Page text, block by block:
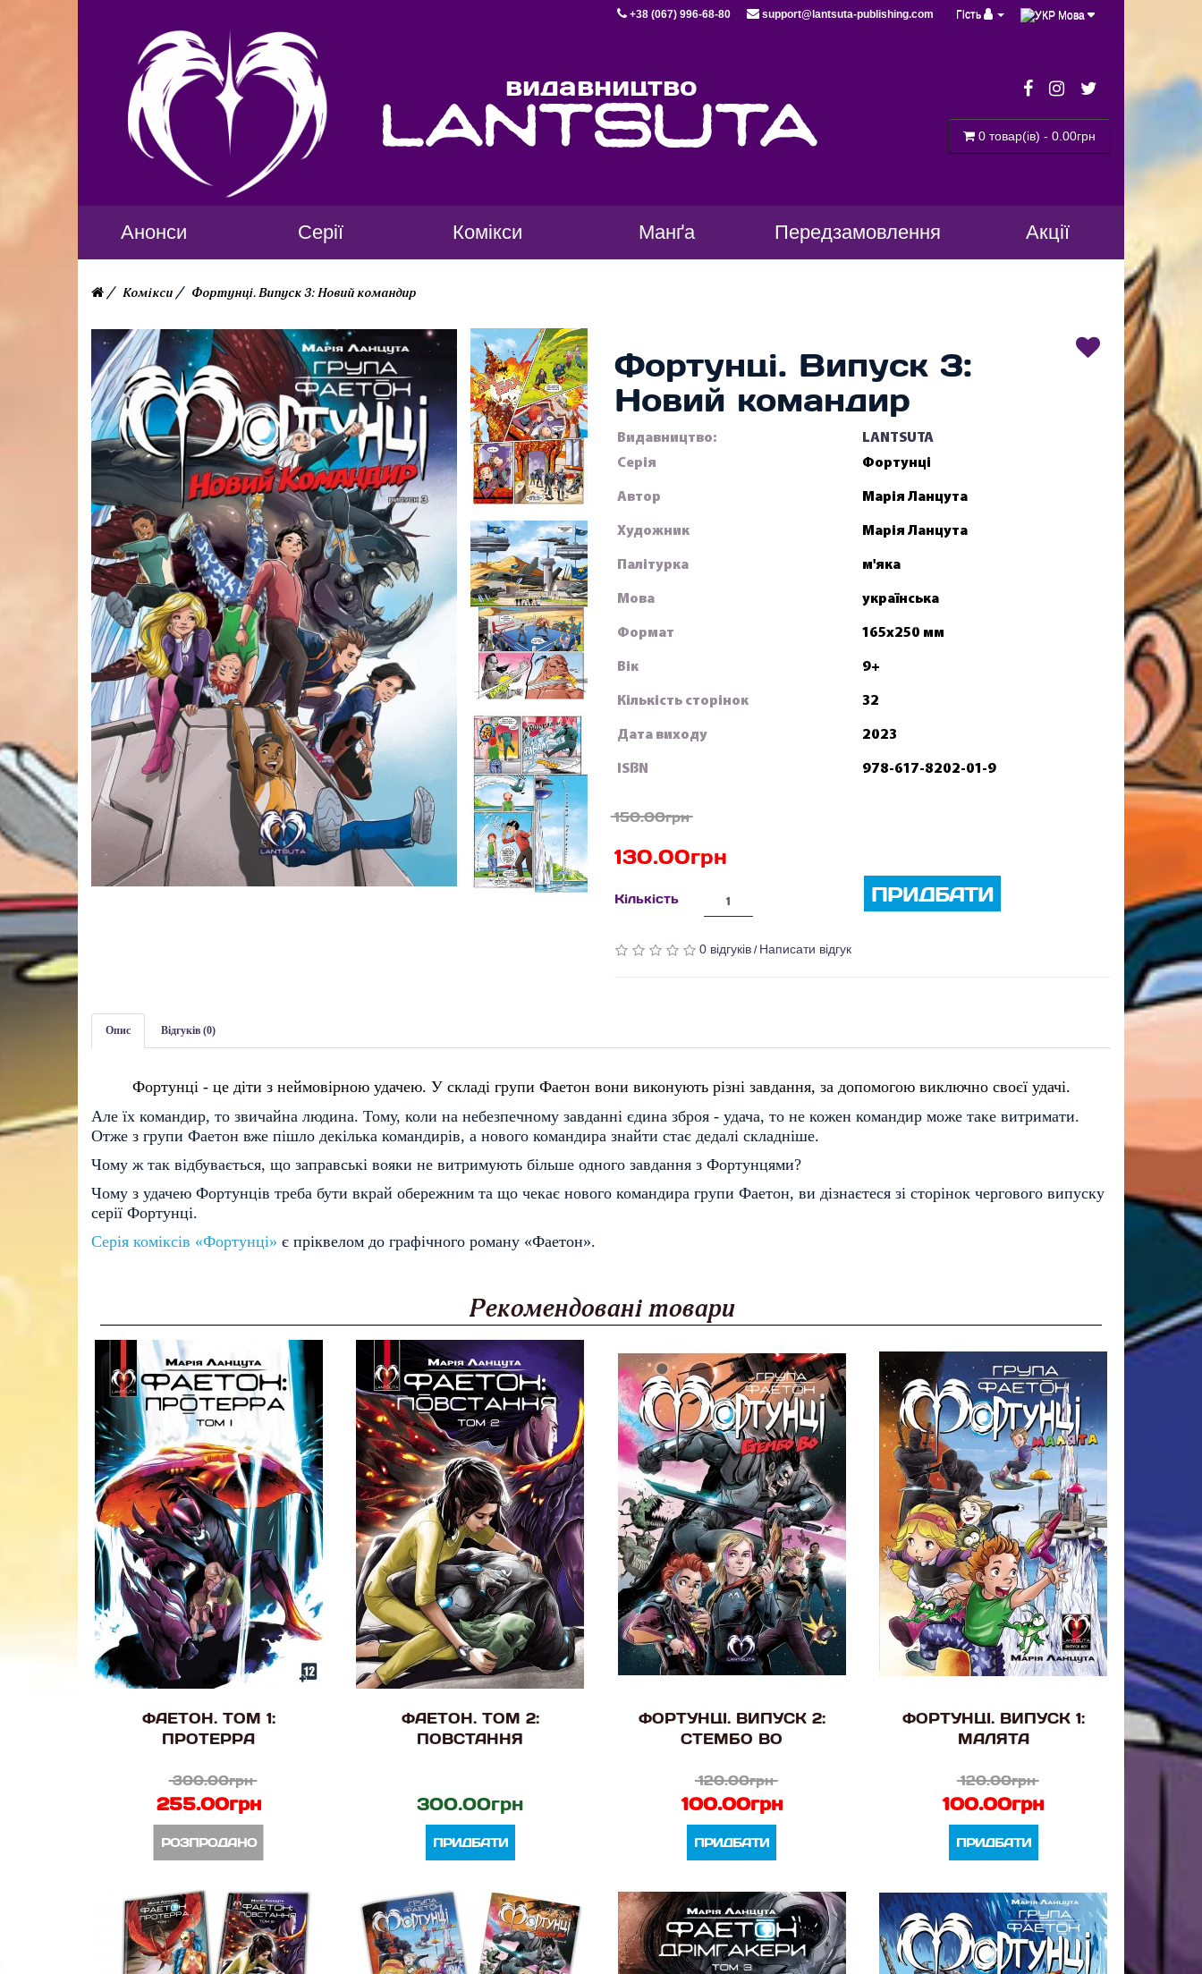
Мова
Гість
+38 (067) 996-68-80 support@lantsuta-publishing.com
видавництво
lantsuta 0 товар(ів) - 0.00грн
Анонси Серії Комікси Манґа Передзамовлення Акції
Комікси Фортунці. Випуск 3: Новий командир
Фортунці. Випуск 3:
Новий командир
Видавництво:
LANTSUTA
Серія
Фортунці
Автор
Марія Ланцута
Художник
Марія Ланцута
Палітурка
м'яка
Мова
українська
Формат
165x250 мм
Вік
9+
Кількість сторінок
32
Дата виходу
2023
ISBN
978-617-8202-01-9
150.00грн
130.00грн
Кількість ПРИДБАТИ
0 відгуків / Написати відгук
Опис Відгуків (0)
Фортунці - це діти з неймовірною удачею. У складі групи Фаетон вони виконують різні завдання, за допомогою виключно своєї удачі.
Але їх командир, то звичайна людина. Тому, коли на небезпечному завданні єдина зброя - удача, то не кожен командир може таке витримати.
Отже з групи Фаетон вже пішло декілька командирів, а нового командира знайти стає дедалі складніше.
Чому ж так відбувається, що заправські вояки не витримують більше одного завдання з Фортунцями?
Чому з удачею Фортунців треба бути вкрай обережним та що чекає нового командира групи Фаетон, ви дізнаєтеся зі сторінок чергового випуску
серії Фортунці.
Серія коміксів «Фортунці» є пріквелом до графічного роману «Фаетон».
Рекомендовані товари
ФАЕТОН. ТОМ 1:
ПРОТЕРРА
300.00грн
255.00грн
РОЗПРОДАНО
ФАЕТОН. ТОМ 2:
ПОВСТАННЯ
300.00грн
ПРИДБАТИ
ФОРТУНЦІ. ВИПУСК 2:
СТЕМБО ВО
120.00грн
100.00грн
ПРИДБАТИ
ФОРТУНЦІ. ВИПУСК 1:
МАЛЯТА
120.00грн
100.00грн
ПРИДБАТИ